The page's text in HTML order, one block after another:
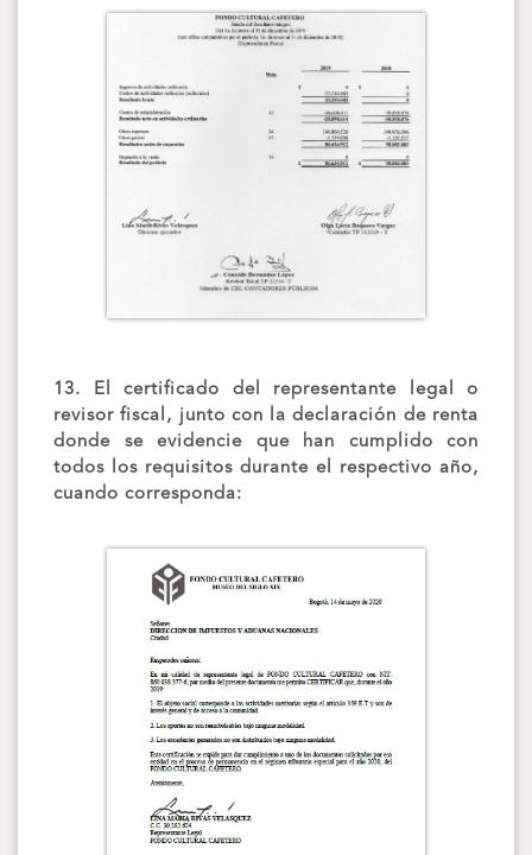
13. El certificado del representante legal o
revisor fiscal, junto con la declaración de renta
donde se evidencie que han cumplido con
todos los requisitos durante el respectivo año,
cuando corresponda: